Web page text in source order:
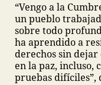
“Vengo a la
un pueblo
sobre todo
ha aprendido a
derechos sin
en la paz, incluso,
pruebas difíciles”,